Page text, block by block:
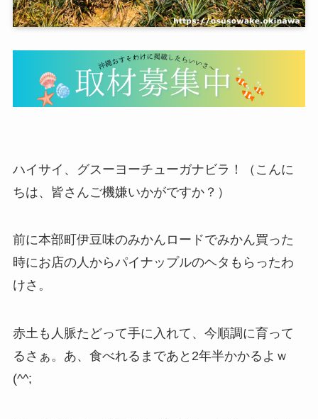
ハイサイ、グスーヨーチューガナビラ！（こんに
ちは、皆さんご機嫌いかがですか？）
前に本部町伊豆味のみかんロードでみかん買った
時にお店の人からパイナップルのヘタもらったわ
けさ。
赤土も人脈たどって手に入れて、今順調に育って
るさぁ。あ、食べれるまであと2年半かかるよｗ
(^^;